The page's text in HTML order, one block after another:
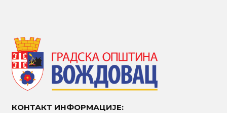
КОНТАКТ ИНФОРМАЦИЈЕ: